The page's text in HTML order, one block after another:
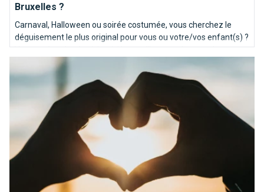
Bruxelles ?
Carnaval, Halloween ou soirée costumée, vous cherchez le
déguisement le plus original pour vous ou votre/vos enfant(s) ?
Votre quête s'arrête ici, voici les meilleures adresses de
magasins de déguisement de la capitale !
Les vrai(e)s Bruxellois(es) aiment les Français(es)